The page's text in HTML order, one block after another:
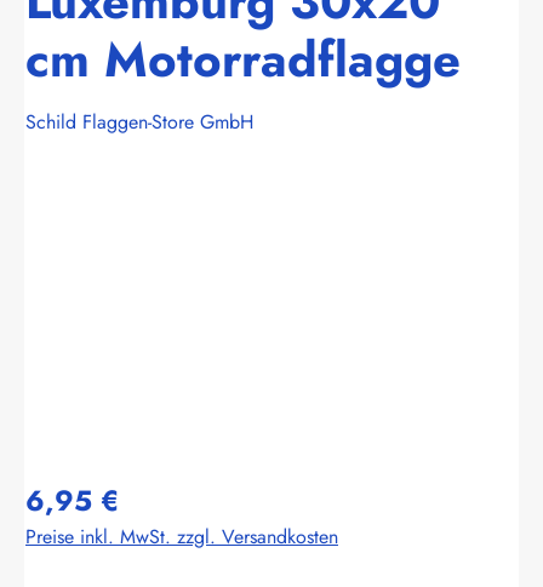
cm Motorradflagge
Schild Flaggen-Store GmbH
6,95 €
Preise inkl. MwSt. zzgl. Versandkosten